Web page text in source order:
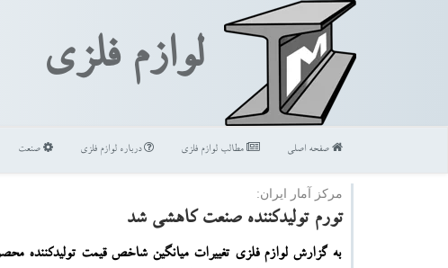
لوازم فلزی
صفحه اصلی مطالب لوازم فلزی درباره لوازم فلزی صنعت
مركز آمار ایران:
تورم تولیدكننده صنعت كاهشی شد
به گزارش لوازم فلزی تغییرات میانگین شاخص قیمت تولیدكننده